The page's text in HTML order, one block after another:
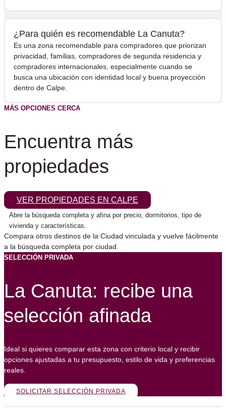
¿Para quién es recomendable La Canuta?
Es una zona recomendable para compradores que priorizan
privacidad, familias, compradores de segunda residencia y
compradores internacionales, especialmente cuando se
busca una ubicación con identidad local y buena proyección
dentro de Calpe.
MÁS OPCIONES CERCA
Encuentra más
propiedades
VER PROPIEDADES EN CALPE
Abre la búsqueda completa y afina por precio, dormitorios, tipo de
vivienda y características.
Compara otros destinos de la Ciudad vinculada y vuelve fácilmente
a la búsqueda completa por ciudad.
SELECCIÓN PRIVADA
La Canuta: recibe una
selección afinada
Ideal si quieres comparar esta zona con criterio local y recibir
opciones ajustadas a tu presupuesto, estilo de vida y preferencias
reales.
SOLICITAR SELECCIÓN PRIVADA